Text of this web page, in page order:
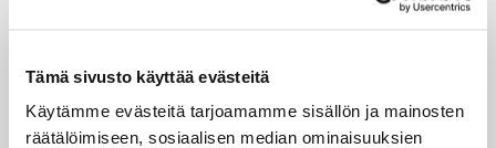
Tämä sivusto käyttää evästeitä
Käytämme evästeitä tarjoamamme sisällön ja mainosten
räätälöimiseen, sosiaalisen median ominaisuuksien
Osakkaan juniori (v. 2004 syntyneet ja
nuoremmat) 695 €
Junioripelioikeus (v. 2004 syntyneet ja